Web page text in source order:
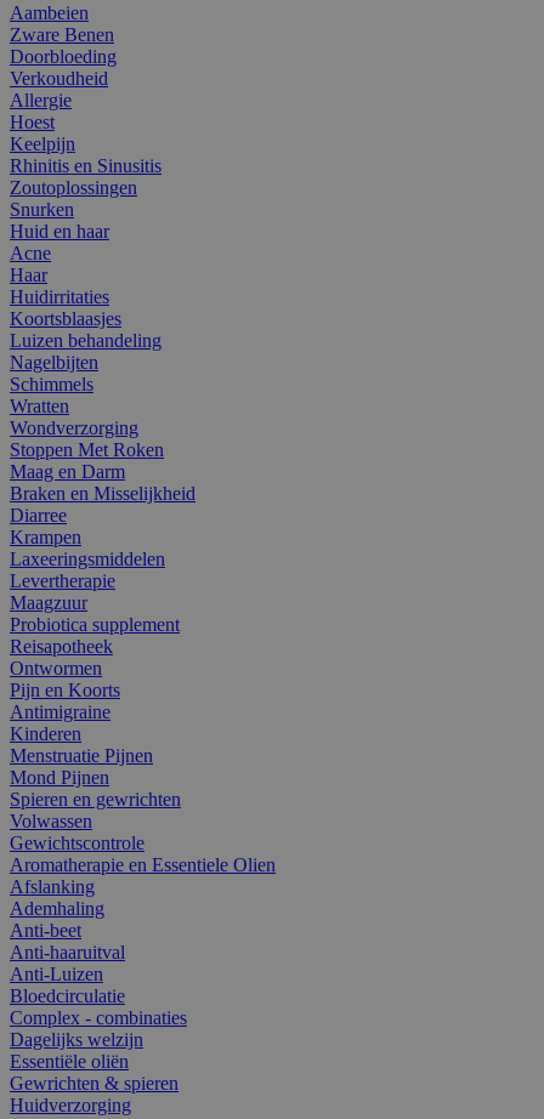
Aambeien
Zware Benen
Doorbloeding
Verkoudheid
Allergie
Hoest
Keelpijn
Rhinitis en Sinusitis
Zoutoplossingen
Snurken
Huid en haar
Acne
Haar
Huidirritaties
Koortsblaasjes
Luizen behandeling
Nagelbijten
Schimmels
Wratten
Wondverzorging
Stoppen Met Roken
Maag en Darm
Braken en Misselijkheid
Diarree
Krampen
Laxeeringsmiddelen
Levertherapie
Maagzuur
Probiotica supplement
Reisapotheek
Ontwormen
Pijn en Koorts
Antimigraine
Kinderen
Menstruatie Pijnen
Mond Pijnen
Spieren en gewrichten
Volwassen
Gewichtscontrole
Aromatherapie en Essentiele Olien
Afslanking
Ademhaling
Anti-beet
Anti-haaruitval
Anti-Luizen
Bloedcirculatie
Complex - combinaties
Dagelijks welzijn
Essentiële oliën
Gewrichten & spieren
Huidverzorging